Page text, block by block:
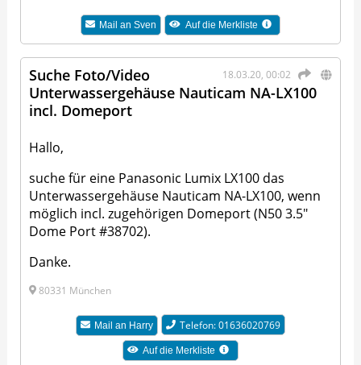
Mail anSven Auf die Merkliste
18.03.20, 00:02
Suche Foto/Video
Unterwassergehäuse Nauticam NA-LX100
incl. Domeport
Hallo,
suche für eine Panasonic Lumix LX100 das
Unterwassergehäuse Nauticam NA-LX100, wenn
möglich incl. zugehörigen Domeport (N50 3.5"
Dome Port #38702).
Danke.
80331 München
Mail an Harry Telefon: 01636020769
Auf die Merkliste